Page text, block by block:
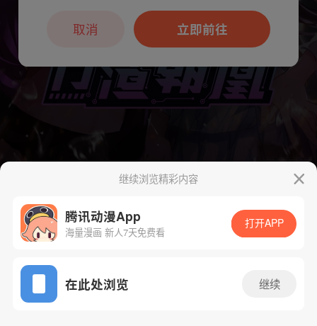
App免费看
下一话 腾漫App免费看
继续浏览精彩内容
腾讯动漫App
海量漫画 新人7天免费看
打开APP
在此处浏览 继续
本章节仅支持App阅读，可打开App新用
户7天免费看立即前往
取消